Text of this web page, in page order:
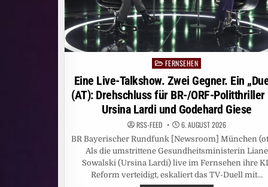
PostedFERNSEHEN
Eine Live-Talkshow. Zwei Gegner. Ein
(AT): Drehschluss für BR-/ORF-
Ursina Lardi und Godehard Giese
RSS-FEED 6. AUGUST 2026
BR Bayerischer Rundfunk [Newsroom] München
Als die umstrittene Gesundheitsministerin Liane
Sowalski (Ursina Lardi) live im Fernsehen ihre
Reform verteidigt, eskaliert das TV-Duell mit…